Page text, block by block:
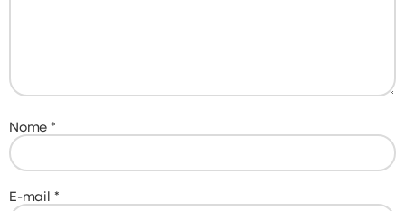
Nome *
E-mail *